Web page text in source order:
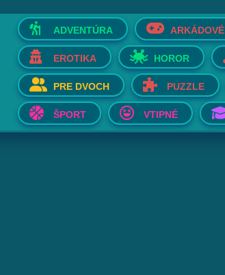
ADVENTÚRA ARKÁDOVÉ
EROTIKA HOROR
PRE DVOCH PUZZLE
ŠPORT VTIPNÉ